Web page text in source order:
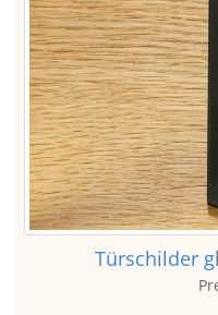
Türschilder